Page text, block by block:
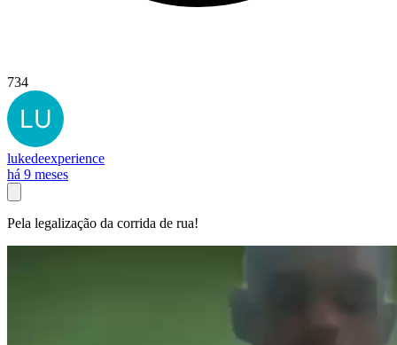
734
lukedeexperience
há 9 meses
Pela legalização da corrida de rua!